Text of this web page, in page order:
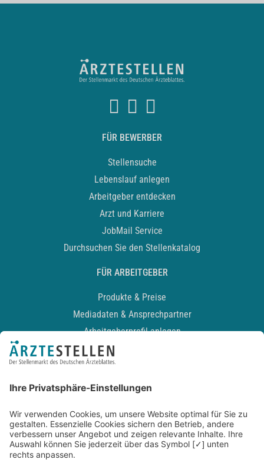
FÜR BEWERBER
Stellensuche
Lebenslauf anlegen
Arbeitgeber entdecken
Arzt und Karriere
JobMail Service
Durchsuchen Sie den Stellenkatalog
FÜR ARBEITGEBER
Produkte & Preise
Mediadaten & Ansprechpartner
Arbeitgeberprofil anlegen
Recruiting-Podcast
Kontakt
Datenschutz
Newsletter